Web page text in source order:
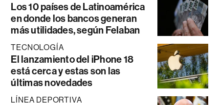
Los 10 países de Latinoamérica
en donde los bancos generan
más utilidades, según Felaban
TECNOLOGÍA
El lanzamiento del iPhone 18
está cerca y estas son las
últimas novedades
LÍNEA DEPORTIVA